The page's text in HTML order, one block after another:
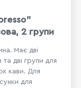
2 групи
Має дві
дві групи для
кави. Для
для